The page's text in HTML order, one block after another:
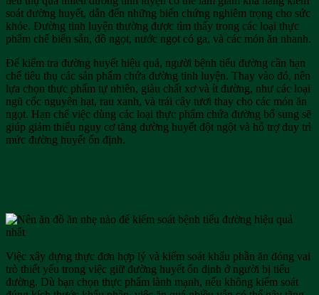
soát đường huyết, dẫn đến những biến chứng nghiêm trọng cho sức
khỏe. Đường tinh luyện thường được tìm thấy trong các loại thực
phẩm chế biến sẵn, đồ ngọt, nước ngọt có ga, và các món ăn nhanh.
Để kiểm tra đường huyết hiệu quả, người bệnh tiểu đường cần hạn
chế tiêu thụ các sản phẩm chứa đường tinh luyện. Thay vào đó, nên
lựa chọn thực phẩm tự nhiên, giàu chất xơ và ít đường, như các loại
ngũ cốc nguyên hạt, rau xanh, và trái cây tươi thay cho các món ăn
ngọt. Hạn chế việc dùng các loại thực phẩm chứa đường bổ sung sẽ
giúp giảm thiểu nguy cơ tăng đường huyết đột ngột và hỗ trợ duy trì
mức đường huyết ổn định.
Việc xây dựng thực đơn hợp lý và kiểm soát khẩu phần ăn đóng vai
trò thiết yếu trong việc giữ đường huyết ổn định ở người bị tiểu
đường. Dù bạn chọn thực phẩm lành mạnh, nếu không kiểm soát